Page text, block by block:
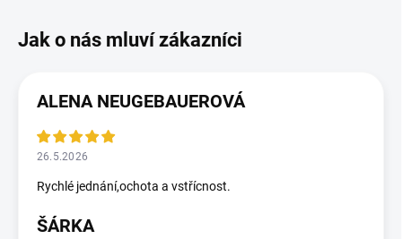
ALENA NEUGEBAUEROVÁ
26.5.2026
Rychlé jednání,ochota a vstřícnost.
ŠÁRKA